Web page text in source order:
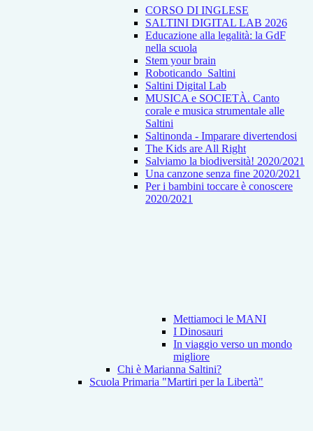
CORSO DI INGLESE
SALTINI DIGITAL LAB 2026
Educazione alla legalità: la GdF
nella scuola
Stem your brain
Roboticando_Saltini
Saltini Digital Lab
MUSICA e SOCIETÀ. Canto
corale e musica strumentale alle
Saltini
Saltinonda - Imparare divertendosi
The Kids are All Right
Salviamo la biodiversità! 2020/2021
Una canzone senza fine 2020/2021
Per i bambini toccare è conoscere
2020/2021
Mettiamoci le MANI
I Dinosauri
In viaggio verso un mondo
migliore
Chi è Marianna Saltini?
Scuola Primaria "Martiri per la Libertà"